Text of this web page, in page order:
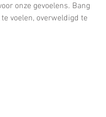
onze gevoelens. Bang
voelen, overweldigd te